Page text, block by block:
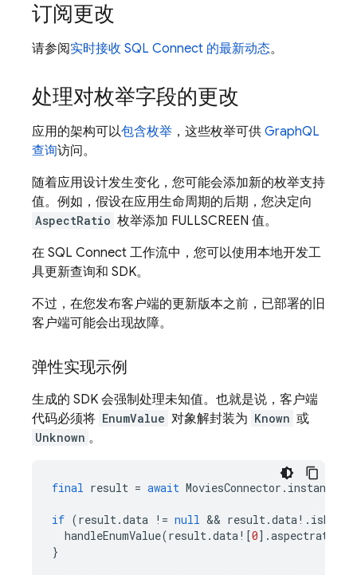
订阅更改
请参阅实时接收 SQL Connect 的最新动态。
处理对枚举字段的更改
应用的架构可以包含枚举 ，这些枚举可供 GraphQL
查询访问。
随着应用设计发生变化，您可能会添加新的枚举支持
值。例如，假设在应用生命周期的后期，您决定向
AspectRatio 枚举添加 FULLSCREEN 值。
在 SQL Connect 工作流中，您可以使用本地开发工
具更新查询和 SDK。
不过，在您发布客户端的更新版本之前，已部署的旧
客户端可能会出现故障。
弹性实现示例
生成的 SDK 会强制处理未知值。也就是说，客户端
代码必须将 EnumValue 对象解封装为 Known 或
Unknown 。
final result = await MoviesConnector . instance
if (result.data != null && result.data! .
handleEnumValue(result.data! [0].aspectratio
}